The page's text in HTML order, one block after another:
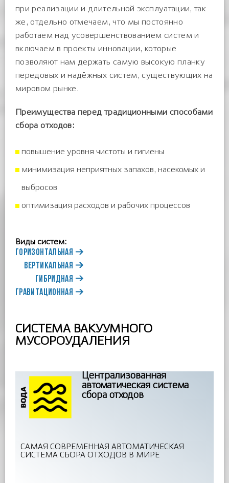
при реализации и длительной эксплуатации, так
же, отдельно отмечаем, что мы постоянно
работаем над усовершенствованием систем и
включаем в проекты инновации, которые
позволяют нам держать самую высокую планку
передовых и надёжных систем, существующих на
мировом рынке.
Преимущества перед традиционными способами
сбора отходов :
повышение уровня чистоты и гигиены
минимизация неприятных запахов, насекомых и
выбросов
оптимизация расходов и рабочих процессов
Виды систем:
ГОРИЗОНТАЛЬНАЯ
ВЕРТИКАЛЬНАЯ
ГИБРИДНАЯ
ГРАВИТАЦИОННАЯ
СИСТЕМА ВАКУУМНОГО
МУСОРОУДАЛЕНИЯ
Централизованная
автоматическая система
сбора отходов
САМАЯ СОВРЕМЕННАЯ АВТОМАТИЧЕСКАЯ
СИСТЕМА СБОРА ОТХОДОВ В МИРЕ